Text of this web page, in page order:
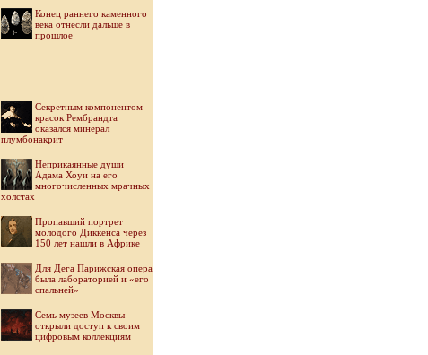
Конец раннего каменного
века отнесли дальше в
прошлое
Секретным компонентом
красок Рембрандта
оказался минерал
плумбонакрит
Неприкаянные души
Адама Хоуи на его
многочисленных мрачных
холстах
Пропавший портрет
молодого Диккенса через
150 лет нашли в Африке
Для Дега Парижская опера
была лабораторией и «его
спальней»
Семь музеев Москвы
открыли доступ к своим
цифровым коллекциям